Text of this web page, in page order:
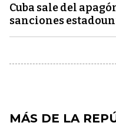
Cuba sale del
sanciones
MÁS DE LA